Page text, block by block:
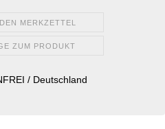
MERKZETTEL
ZUM PRODUKT
/ Deutschland